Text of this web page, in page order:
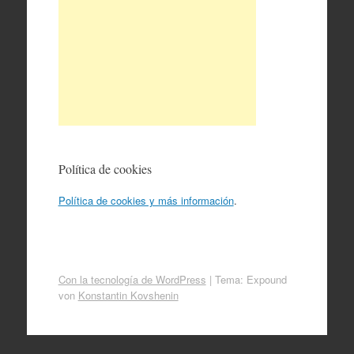
Política de cookies
Política de cookies y más información.
Con la tecnología de WordPress | Tema: Expound
von Konstantin Kovshenin